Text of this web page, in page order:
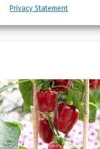
Privacy Statement